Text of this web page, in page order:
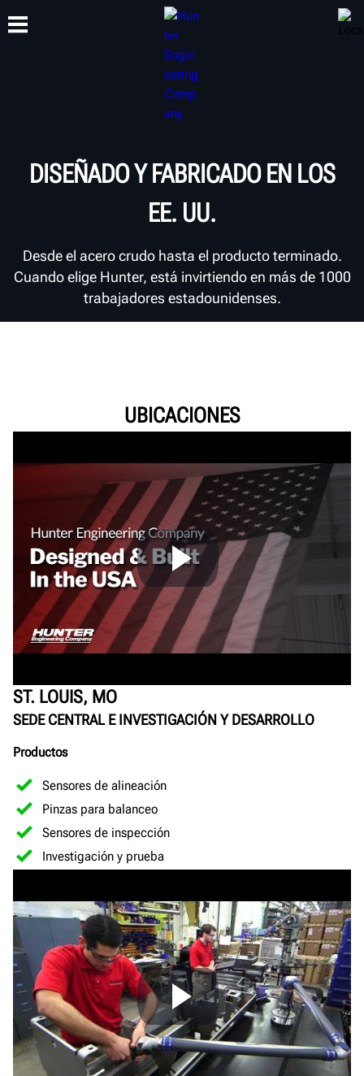
CAPACITACIÓN
DISEÑADO Y FABRICADO EN LOS
EE. UU.
Desde el acero crudo hasta el producto terminado.
Cuando elige Hunter, está invirtiendo en más de 1000
trabajadores estadounidenses.
UBICACIONES
ST. LOUIS, MO
SEDE CENTRAL E INVESTIGACIÓN Y DESARROLLO
Productos
Sensores de alineación
Pinzas para balanceo
Sensores de inspección
Investigación y prueba